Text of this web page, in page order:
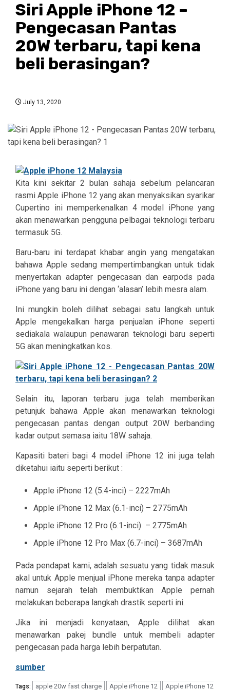
Siri Apple iPhone 12 –
Pengecasan Pantas
20W terbaru, tapi kena
beli berasingan?
July 13, 2020
Kita kini sekitar 2 bulan sahaja sebelum pelancaran
rasmi Apple iPhone 12 yang akan menyaksikan syarikar
Cupertino ini memperkenalkan 4 model iPhone yang
akan menawarkan pengguna pelbagai teknologi terbaru
termasuk 5G.
Baru-baru ini terdapat khabar angin yang mengatakan
bahawa Apple sedang mempertimbangkan untuk tidak
menyertakan adapter pengecasan dan earpods pada
iPhone yang baru ini dengan ‘alasan’ lebih mesra alam.
Ini mungkin boleh dilihat sebagai satu langkah untuk
Apple mengekalkan harga penjualan iPhone seperti
sediakala walaupun penawaran teknologi baru seperti
5G akan meningkatkan kos.
Selain itu, laporan terbaru juga telah memberikan
petunjuk bahawa Apple akan menawarkan teknologi
pengecasan pantas dengan output 20W berbanding
kadar output semasa iaitu 18W sahaja.
Kapasiti bateri bagi 4 model iPhone 12 ini juga telah
diketahui iaitu seperti berikut :
Apple iPhone 12 (5.4-inci) – 2227mAh
Apple iPhone 12 Max (6.1-inci) – 2775mAh
Apple iPhone 12 Pro (6.1-inci) – 2775mAh
Apple iPhone 12 Pro Max (6.7-inci) – 3687mAh
Pada pendapat kami, adalah sesuatu yang tidak masuk
akal untuk Apple menjual iPhone mereka tanpa adapter
namun sejarah telah membuktikan Apple pernah
melakukan beberapa langkah drastik seperti ini.
Jika ini menjadi kenyataan, Apple dilihat akan
menawarkan pakej bundle untuk membeli adapter
pengecasan pada harga lebih berpatutan.
sumber
Tags: apple 20w fast charge Apple iPhone 12 Apple iPhone 12